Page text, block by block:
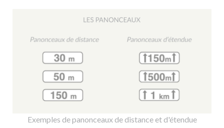
Exemples de panonceaux de distance et d'étendue